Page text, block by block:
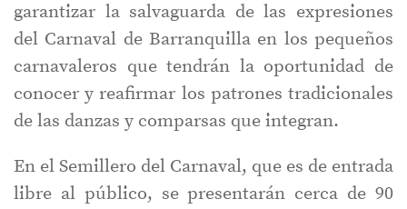
garantizar la salvaguarda de las expresiones
del Carnaval de Barranquilla en los pequeños
carnavaleros que tendrán la oportunidad de
conocer y reafirmar los patrones tradicionales
de las danzas y comparsas que integran.
En el Semillero del Carnaval, que es de entrada
libre al público, se presentarán cerca de 90